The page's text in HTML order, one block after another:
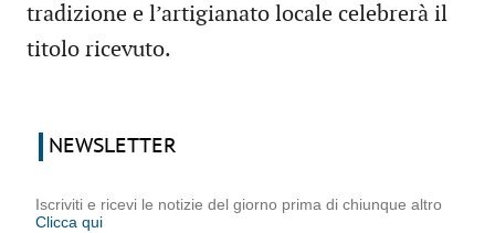
tradizione e l’artigianato locale celebrerà il
titolo ricevuto.
NEWSLETTER
Iscriviti e ricevi le notizie del giorno prima di chiunque altro
Clicca qui